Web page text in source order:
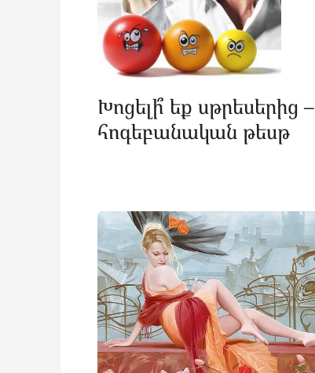
Խոցելի՞ եք սթրեսերից –
հոգեբանական թեսթ